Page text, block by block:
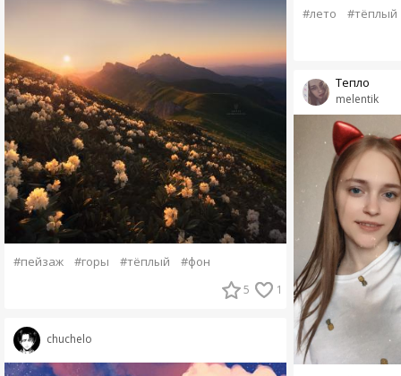
#пейзаж #горы #тёплый #фон
5 1
chuchelo
#лето #тёплый
melentik
Тепло